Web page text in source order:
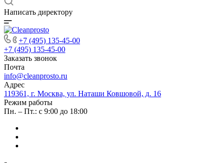
Написать директору
+7 (495) 135-45-00
+7 (495) 135-45-00
Заказать звонок
Почта
info@cleanprosto.ru
Адрес
119361, г. Москва, ул. Наташи Ковшовой, д. 16
Режим работы
Пн. – Пт.: с 9:00 до 18:00